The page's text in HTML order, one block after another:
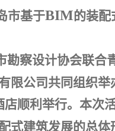
市基于BIM的装配
勘察设计协会联
限公司共同组织
顺利举行。本次
式建筑发展的总